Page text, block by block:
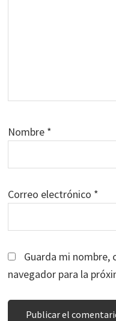
Nombre *
Correo electrónico *
Guarda mi nombre,
navegador para la